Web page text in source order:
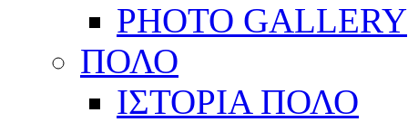
PHOTO GALLERY
ΠΟΛΟ
ΙΣΤΟΡΙΑ ΠΟΛΟ